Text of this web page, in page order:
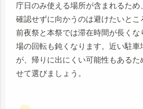
庁日のみ使える場所が含まれるため
確認せずに向かうのは避けたいとこ
前夜祭と本祭では滞在時間が長くな
場の回転も鈍くなります。近い駐車
が、帰りに出にくい可能性もあるた
せて選びましょう。